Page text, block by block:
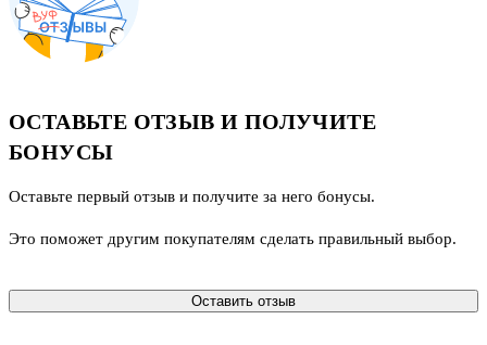
ОСТАВЬТЕ ОТЗЫВ И ПОЛУЧИТЕ
БОНУСЫ
Оставьте первый отзыв и получите за него бонусы.
Это поможет другим покупателям сделать правильный выбор.
Оставить отзыв